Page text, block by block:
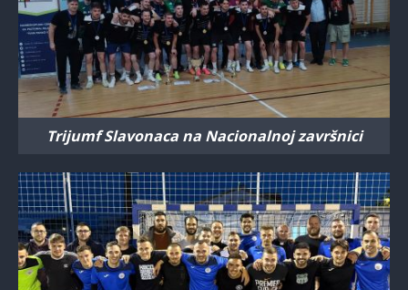
Trijumf Slavonaca na Nacionalnoj završnici